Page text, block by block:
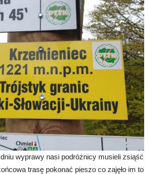
wyprawy nasi podróżnicy musieli zsiąść
trasę pokonać pieszo co zajęło im to